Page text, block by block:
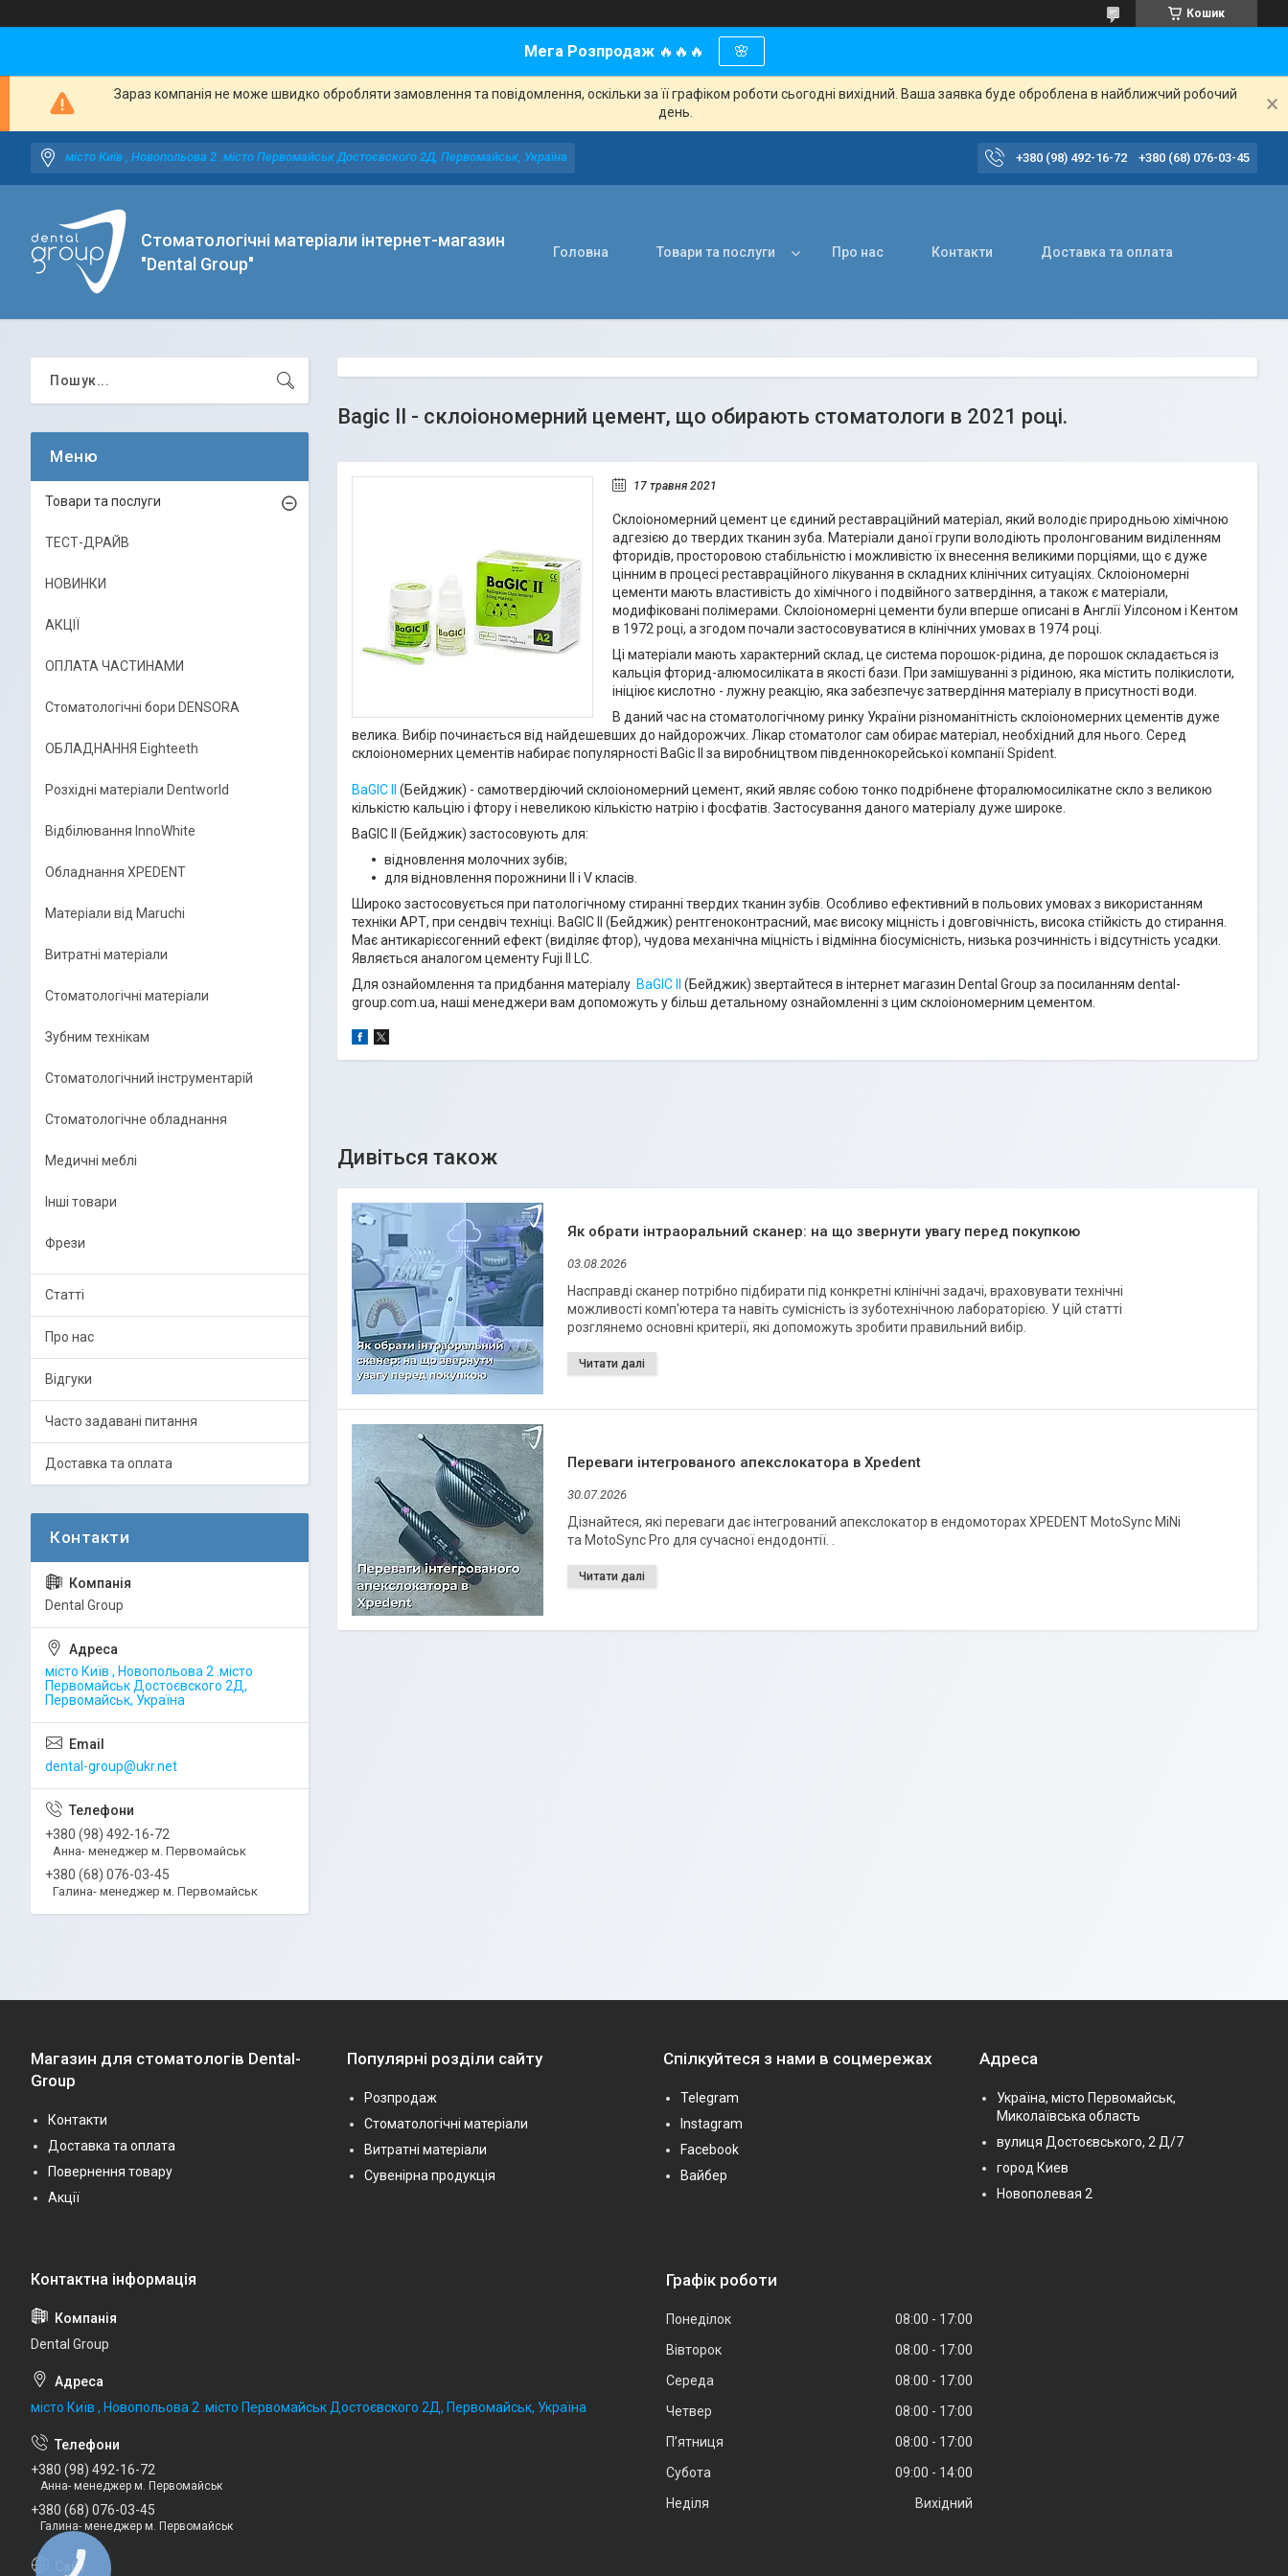
Кошик
Мега Розпродаж 🔥🔥🔥 🌸
Зараз компанія не може швидко обробляти замовлення та повідомлення, оскільки за її графіком роботи сьогодні вихідний. Ваша заявка буде оброблена в найближчий робочий
день.
місто Київ , Новопольова 2 .місто Первомайськ Достоєвского 2Д, Первомайськ, Україна +380 (98) 492-16-72 +380 (68) 076-03-45
Стоматологічні матеріали інтернет-магазин
"Dental Group"
Головна Товари та послуги Про нас Контакти Доставка та оплата
Bagic II - склоіономерний цемент, що обирають стоматологи в 2021 році.
17 травня 2021
Склоіономерний цемент це єдиний реставраційний матеріал, який володіє природньою хімічною
адгезією до твердих тканин зуба. Матеріали даної групи володіють пролонгованим виділенням
фторидів, просторовою стабільністю і можливістю їх внесення великими порціями, що є дуже
цінним в процесі реставраційного лікування в складних клінічних ситуаціях. Склоіономерні
цементи мають властивість до хімічного і подвійного затвердіння, а також є матеріали,
модифіковані полімерами. Склоіономерні цементи були вперше описані в Англії Уілсоном і Кентом
в 1972 році, а згодом почали застосовуватися в клінічних умовах в 1974 році.
Ці матеріали мають характерний склад, це система порошок-рідина, де порошок складається із
кальція фторид-алюмосиліката в якості бази. При замішуванні з рідиною, яка містить полікислоти,
ініціює кислотно - лужну реакцію, яка забезпечує затвердіння матеріалу в присутності води.
В даний час на стоматологічному ринку України різноманітність склоіономерних цементів дуже
велика. Вибір починається від найдешевших до найдорожчих. Лікар стоматолог сам обирає матеріал, необхідний для нього. Серед
склоіономерних цементів набирає популярності BaGic II за виробництвом південнокорейської компанії Spident.
BaGIC II
(Бейджик) - самотвердіючий склоіономерний цемент, який являє собою тонко подрібнене фторалюмосилікатне скло з великою
кількістю кальцію і фтору і невеликою кількістю натрію і фосфатів. Застосування даного матеріалу дуже широке.
BaGIC II (Бейджик) застосовують для:
відновлення молочних зубів;
для відновлення порожнини II і V класів.
Широко застосовується при патологічному стиранні твердих тканин зубів. Особливо ефективний в польових умовах з використанням
техніки АРТ, при сендвіч техніці. BaGIC II (Бейджик) рентгеноконтрасний, має високу міцність і довговічність, висока стійкість до стирання.
Має антикарієсогенний ефект (виділяє фтор), чудова механічна міцність і відмінна біосумісність, низька розчинність і відсутність усадки.
Являється аналогом цементу Fuji II LC.
Для ознайомлення та придбання матеріалу BaGIC II
(Бейджик) звертайтеся в інтернет магазин Dental Group за посиланням dental-
group.com.ua, наші менеджери вам допоможуть у більш детальному ознайомленні з цим склоіономерним цементом.
Як обрати інтраоральний сканер: на що звернути увагу перед покупкою
03.08.2026
Насправді сканер потрібно підбирати під конкретні клінічні задачі, враховувати технічні
можливості комп'ютера та навіть сумісність із зуботехнічною лабораторією. У цій статті
розглянемо основні критерії, які допоможуть зробити правильний вибір.
Переваги інтегрованого апекслокатора в Xpedent
30.07.2026
Дізнайтеся, які переваги дає інтегрований апекслокатор в ендомоторах XPEDENT MotoSync MiNi
та MotoSync Pro для сучасної ендодонтії. .
Товари та послуги
ТЕСТ-ДРАЙВ
НОВИНКИ
АКЦІЇ
ОПЛАТА ЧАСТИНАМИ
Стоматологічні бори DENSORA
ОБЛАДНАННЯ Eighteeth
Розхідні матеріали Dentworld
Відбілювання InnoWhite
Обладнання XPEDENT
Матеріали від Maruchi
Витратні матеріали
Стоматологічні матеріали
Зубним технікам
Стоматологічний інструментарій
Стоматологічне обладнання
Медичні меблі
Інші товари
Фрези
Статті
Про нас
Відгуки
Часто задавані питання
Доставка та оплата
Dental Group
місто Київ , Новопольова 2 .місто
Первомайськ Достоєвского 2Д,
Первомайськ, Україна
dental-group@ukr.net
+380 (98) 492-16-72
Анна- менеджер м. Первомайськ
+380 (68) 076-03-45
Галина- менеджер м. Первомайськ
Магазин для стоматологів Dental-
Group
Контакти
Доставка та оплата
Повернення товару
Акції
Популярні розділи сайту
Розпродаж
Стоматологічні матеріали
Витратні матеріали
Сувенірна продукція
Спілкуйтеся з нами в соцмережах
Telegram
Instagram
Facebook
Вайбер
Адреса
Україна, місто Первомайськ,
Миколаївська область
вулиця Достоєвського, 2 Д/7
город Киев
Новополевая 2
Dental Group
місто Київ , Новопольова 2 .місто Первомайськ Достоєвского 2Д, Первомайськ, Україна
+380 (98) 492-16-72
Анна- менеджер м. Первомайськ
+380 (68) 076-03-45
Галина- менеджер м. Первомайськ
Графік роботи
Понеділок 08:00
17:00
Вівторок
08:00
17:00
Середа
08:00
17:00
Четвер
08:00
17:00
Пʼятниця
08:00
17:00
Субота
09:00
14:00
Неділя
Вихідний